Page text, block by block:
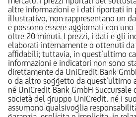
altre informazioni e i dati riportati in
illustrativo, non rappresentano un
e possono essere aggiornati con
oltre 20 minuti. I prezzi, i dati e gli
elaborati internamente o ottenuti
affidabili; tuttavia, in quest’ultimo
informazioni e indicatori non sono
direttamente da UniCredit Bank
o da altro soggetto da quest’ultimo
né UniCredit Bank GmbH
società del gruppo UniCredit, né i
assumono qualsivoglia